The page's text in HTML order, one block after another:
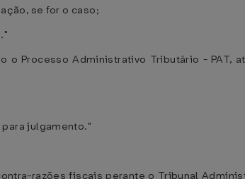
se for o caso;
Processo Administrativo Tributário - PAT,
julgamento."
razões fiscais perante o Tribunal